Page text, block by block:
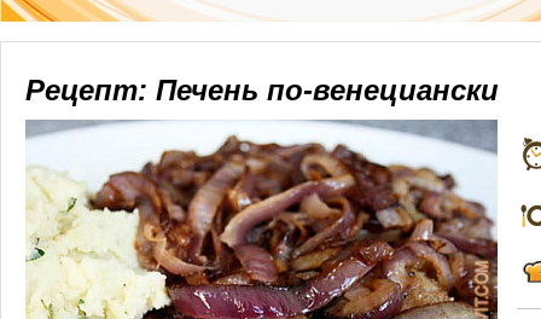
Рецепт: Печень по-венециански